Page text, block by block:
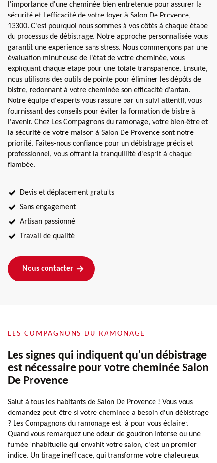
l'importance d'une cheminée bien entretenue pour assurer la
sécurité et l'efficacité de votre foyer à Salon De Provence,
13300. C'est pourquoi nous sommes à vos côtés à chaque étape
du processus de débistrage. Notre approche personnalisée vous
garantit une expérience sans stress. Nous commençons par une
évaluation minutieuse de l'état de votre cheminée, vous
expliquant chaque étape pour une totale transparence. Ensuite,
nous utilisons des outils de pointe pour éliminer les dépôts de
bistre, redonnant à votre cheminée son efficacité d'antan.
Notre équipe d'experts vous rassure par un suivi attentif, vous
fournissant des conseils pour éviter la formation de bistre à
l'avenir. Chez Les Compagnons du ramonage, votre bien-être et
la sécurité de votre maison à Salon De Provence sont notre
priorité. Faites-nous confiance pour un débistrage précis et
professionnel, vous offrant la tranquillité d'esprit à chaque
flambée.
Devis et déplacement gratuits
Sans engagement
Artisan passionné
Travail de qualité
Nous contacter
LES COMPAGNONS DU RAMONAGE
Les signes qui indiquent qu'un débistrage
est nécessaire pour votre cheminée Salon
De Provence
Salut à tous les habitants de Salon De Provence ! Vous vous
demandez peut-être si votre cheminée a besoin d'un débistrage
? Les Compagnons du ramonage est là pour vous éclairer.
Quand vous remarquez une odeur de goudron intense ou une
fumée inhabituelle qui envahit votre salon, c'est un premier
indice. Un tirage inefficace, qui transforme votre chaleureux